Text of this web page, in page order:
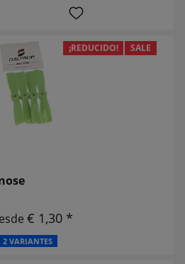
¡REDUCIDO! SALE
€ 1,30 *
2 VARIANTES